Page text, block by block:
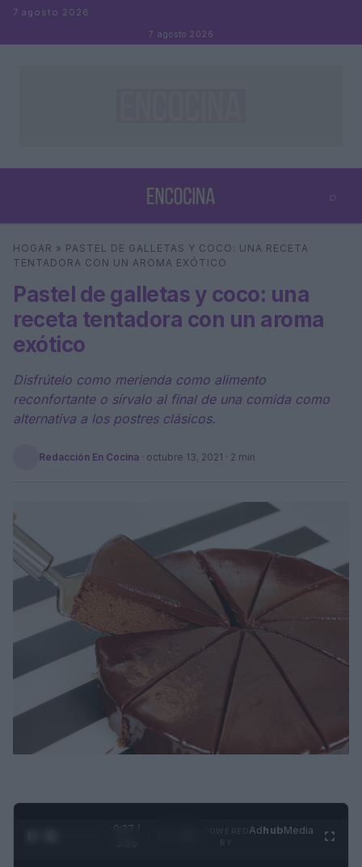
Saltar al contenido
7 agosto 2026
7 agosto 2026
⌕
Buscar ⌕
HOGAR » PASTEL DE GALLETAS Y COCO: UNA RECETA
TENTADORA CON UN AROMA EXÓTICO
Pastel de galletas y coco: una
receta tentadora con un aroma
exótico
Disfrútelo como merienda como alimento
reconfortante o sírvalo al final de una comida como
alternativa a los postres clásicos.
Redacción En Cocina · octubre 13, 2021 · 2 min
0:28 /
AdhubMedia